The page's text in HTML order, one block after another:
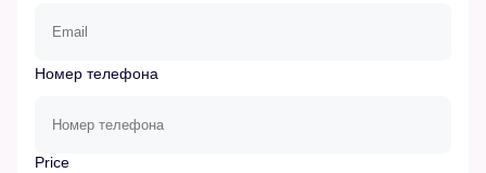
Номер телефона
Price